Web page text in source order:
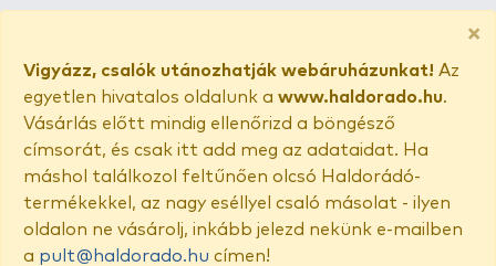
×
Vigyázz, csalók utánozhatják webáruházunkat! Az
egyetlen hivatalos oldalunk a www.haldorado.hu.
Vásárlás előtt mindig ellenőrizd a böngésző
címsorát, és csak itt add meg az adataidat. Ha
máshol találkozol feltűnően olcsó Haldorádó-
termékekkel, az nagy eséllyel csaló másolat - ilyen
oldalon ne vásárolj, inkább jelezd nekünk e-mailben
a pult@haldorado.hu címen!